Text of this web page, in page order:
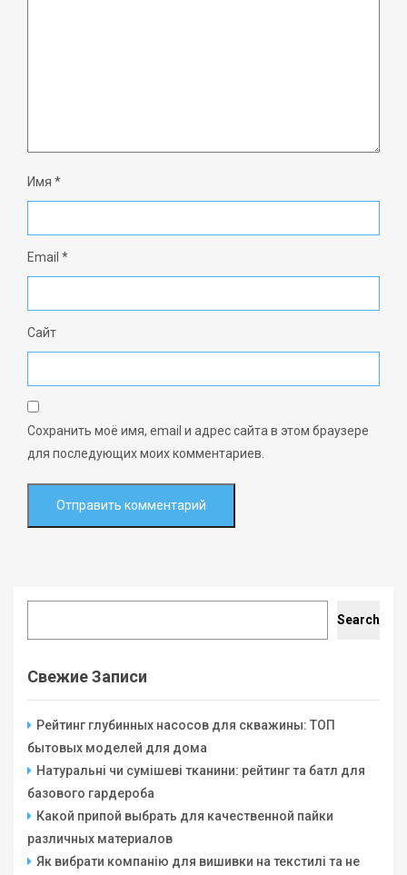
Имя *
Email *
Сайт
Сохранить моё имя, email и адрес сайта в этом браузере
для последующих моих комментариев.
Search
Свежие Записи
Рейтинг глубинных насосов для скважины: ТОП
бытовых моделей для дома
Натуральні чи сумішеві тканини: рейтинг та батл для
базового гардероба
Какой припой выбрать для качественной пайки
различных материалов
Як вибрати компанію для вишивки на текстилі та не